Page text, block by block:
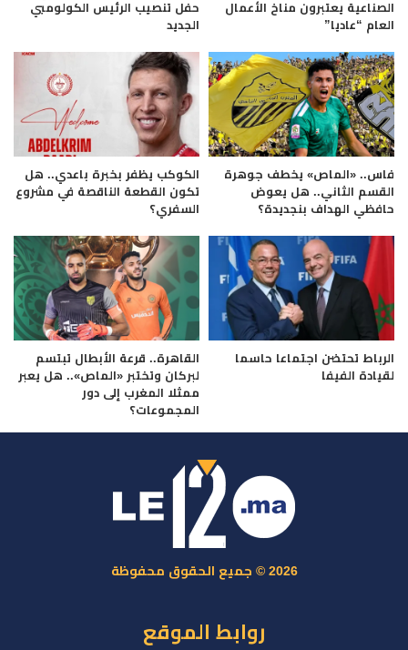
الصناعية يعتبرون مناخ الأعمال
العام “عاديا”
حفل تنصيب الرئيس الكولومبي
الجديد
فاس.. «الماص» يخطف جوهرة
القسم الثاني.. هل يعوض
حافظي الهداف بنجديدة؟
الكوكب يظفر بخبرة باعدي.. هل
تكون القطعة الناقصة في مشروع
السفري؟
الرباط تحتضن اجتماعا حاسما
لقيادة الفيفا
القاهرة.. قرعة الأبطال تبتسم
لبركان وتختبر «الماص».. هل يعبر
ممثلا المغرب إلى دور
المجموعات؟
2026 © جميع الحقوق محفوظة
روابط الموقع